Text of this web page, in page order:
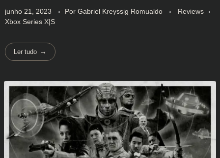
junho 21, 2023 Por Gabriel Kreyssig Romualdo
Reviews
Xbox Series X|S
Ler tudo